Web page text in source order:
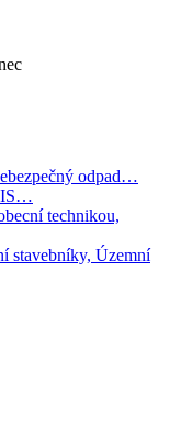
odpad…
technikou,
stavebníky, Územní